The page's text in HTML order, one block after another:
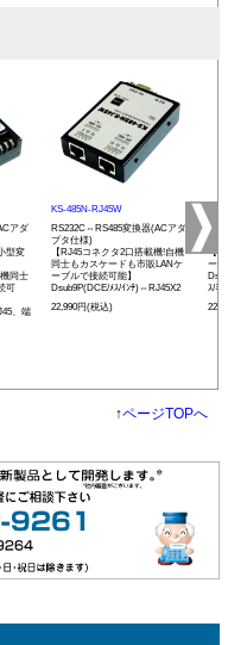
アダ
型変
同士
可
、端
KS-485N-RJ45W
RS232C⇔RS485変換器(ACアダ
プタ仕様)
【RJ45コネクタ2口搭載機!自機
同士もカスケードも市販LANケ
ーブルで接続可能】
Dsub9P(DCE/ﾒｽ/ｲﾝﾁ)⇔RJ45X2
22,990円(税込)
【
ー
ｽ/ﾐﾘ)
↑ページTOPへ